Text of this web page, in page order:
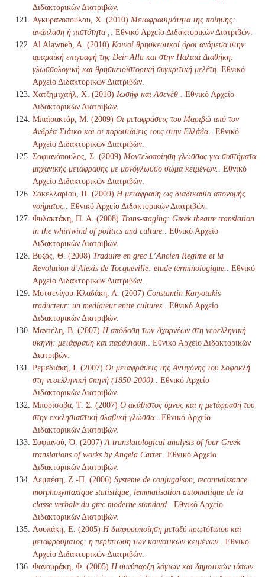
Διδακτορικών Διατριβών.
Αγκυρανοπούλου, Χ. (2010) Μεταφρασιμότητα της ποίησης:
ανάπλαση ή πιστότητα ; . Εθνικό Αρχείο Διδακτορικών Διατριβών.
Al Alawneh, A. (2010) Κοινοί θρησκευτικοί όροι ανάμεσα στην
αραμαϊκή επιγραφή της Deir Alla και στην Παλαιά Διαθήκη:
γλωσσολογική και θρησκειοϊστορική συγκριτική μελέτη . Εθνικό
Αρχείο Διδακτορικών Διατριβών.
Χατζημιχαήλ, Χ. (2010) Ιωσήφ και Ασενέθ.
. Εθνικό Αρχείο
Διδακτορικών Διατριβών.
Μπαϊρακτάρ, Μ. (2009) Οι μεταφράσεις του Μαριβώ από τον
Ανδρέα Στάικο και οι παραστάσεις τους στην Ελλάδα.
. Εθνικό
Αρχείο Διδακτορικών Διατριβών.
Σοφιανόπουλος, Σ. (2009) Μοντελοποίηση γλώσσας για συστήματα
μηχανικής μετάφρασης με μονόγλωσσο σώμα κειμένων.
. Εθνικό
Αρχείο Διδακτορικών Διατριβών.
Σακελλαρίου, Π. (2009) Η μετάφραση ως διαδικασία απονομής
νοήματος.
. Εθνικό Αρχείο Διδακτορικών Διατριβών.
Φυλακτάκη, Π. Α. (2008) Trans-staging: Greek theatre translation
in the whirlwind of politics and culture.
. Εθνικό Αρχείο
Διδακτορικών Διατριβών.
Βυζάς, Θ. (2008) Traduire en grec L’Ancien Regime et la
Revolution d’Alexis de Tocqueville: etude terminologique.
. Εθνικό
Αρχείο Διδακτορικών Διατριβών.
Μοτσενίγου-Κλαδάκη, Α. (2007) Constantin Karyotakis
traducteur: un mediateur entre cultures.
. Εθνικό Αρχείο
Διδακτορικών Διατριβών.
Μαντέλη, Β. (2007) Η απόδοση των Αχαρνέων στη νεοελληνική
σκηνή: μετάφραση και παράσταση.
. Εθνικό Αρχείο Διδακτορικών
Διατριβών.
Ρεμεδιάκη, Ι. (2007) Οι μεταφράσεις της Αντιγόνης του Σοφοκλή
στη νεοελληνική σκηνή (1850-2000).
. Εθνικό Αρχείο
Διδακτορικών Διατριβών.
Μπορίσοβα, Τ. Σ. (2007) Ο ακάθιστος ύμνος και η μετάφρασή του
στην εκκλησιαστική σλαβική γλώσσα.
. Εθνικό Αρχείο
Διδακτορικών Διατριβών.
Σοφιανού, Ό. (2007) A translatological analysis of four Greek
translations of works by Angela Carter. . Εθνικό Αρχείο
Διδακτορικών Διατριβών.
Λεμπέση, Ζ.-Π. (2006) Systeme de conjugaison, reconnaissance
morphosyntaxique statistique, lemmatisation automatique de la
classe verbale du grec moderne standard.
. Εθνικό Αρχείο
Διδακτορικών Διατριβών.
Λουπάκη, Ε. (2005) Η διαφοροποίηση μεταξύ πρωτότυπου και
μεταφράσματος: η περίπτωση των κοινοτικών κειμένων.
. Εθνικό
Αρχείο Διδακτορικών Διατριβών.
Φανουράκη, Φ. (2005) Η συνύπαρξη λόγιων και δημοτικών τύπων